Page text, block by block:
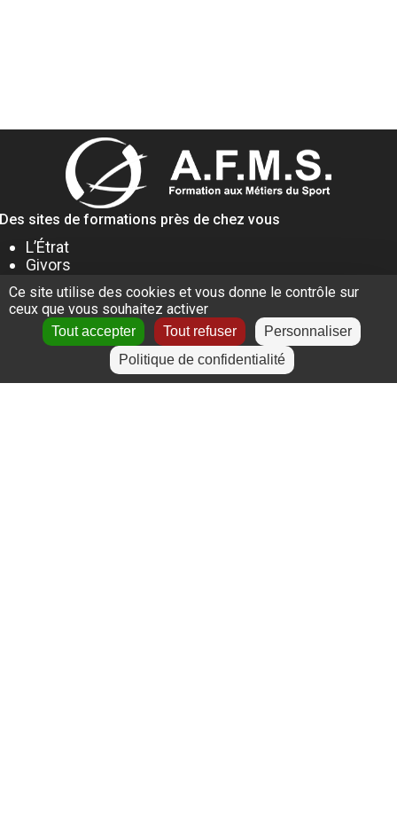
sites de formations près de chez vous
L’Étrat
Givors
Villeurbanne
Lyon
Le Puy-en-Velay
Ce site utilise des cookies et vous donne le contrôle sur
ceux que vous souhaitez activer
Tout accepter Tout refuser
Personnaliser
Politique de confidentialité